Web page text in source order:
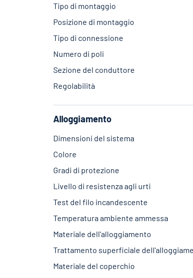
Tipo di montaggio
Posizione di montaggio
Tipo di connessione
Numero di poli
Sezione del conduttore
Regolabilità
Alloggiamento
Dimensioni del sistema
Colore
Gradi di protezione
Livello di resistenza agli urti
Test del filo incandescente
Temperatura ambiente ammessa
Materiale dell'alloggiamento
Trattamento superficiale
Materiale del coperchio